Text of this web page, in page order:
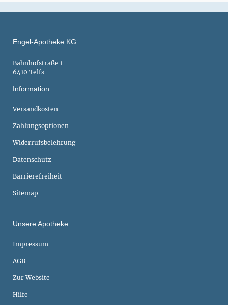
Engel-Apotheke KG
Bahnhofstraße 1
6410 Telfs
Information:
Versandkosten
Zahlungsoptionen
Widerrufsbelehrung
Datenschutz
Barrierefreiheit
Sitemap
Unsere Apotheke:
Impressum
AGB
Zur Website
Hilfe